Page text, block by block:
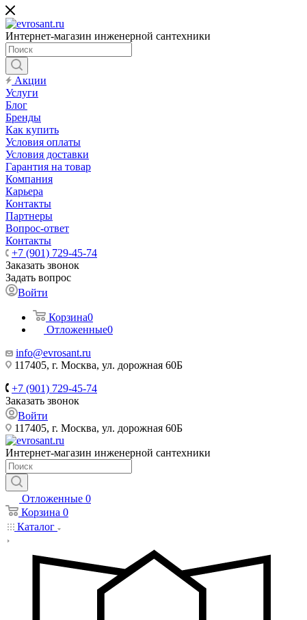
Интернет-магазин инженерной сантехники
Акции
Услуги
Блог
Бренды
Как купить
Условия оплаты
Условия доставки
Гарантия на товар
Компания
Карьера
Контакты
Партнеры
Вопрос-ответ
Контакты
+7 (901) 729-45-74
Заказать звонок
Задать вопрос
Войти
Корзина0
Отложенные0
info@evrosant.ru
117405, г. Москва, ул. дорожная 60Б
+7 (901) 729-45-74
Заказать звонок
Войти
117405, г. Москва, ул. дорожная 60Б
Интернет-магазин инженерной сантехники
Отложенные 0
Корзина 0
Каталог